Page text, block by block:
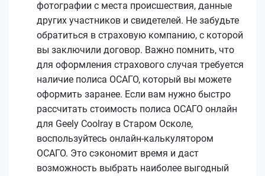
фотографии с места происшествия, данные
других участников и свидетелей. Не забудьте
обратиться в страховую компанию, с которой
вы заключили договор. Важно помнить, что
для оформления страхового случая требуется
наличие полиса ОСАГО, который вы можете
оформить заранее. Если вам нужно быстро
рассчитать стоимость полиса ОСАГО онлайн
для Geely Coolray в Старом Осколе,
воспользуйтесь онлайн-калькулятором
ОСАГО. Это сэкономит время и даст
возможность выбрать наиболее выгодный